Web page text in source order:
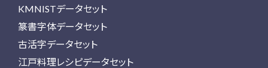
KMNISTデータセット
篆書字体データセット
古活字データセット
江戸料理レシピデータセット